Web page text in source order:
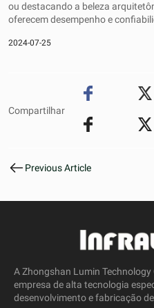
ou destacando a beleza
oferecem desempenho e
2024-07-25
Compartilhar
Previous Article
A Zhongshan Lumin
empresa de alta tecnologia
desenvolvimento e fabricação